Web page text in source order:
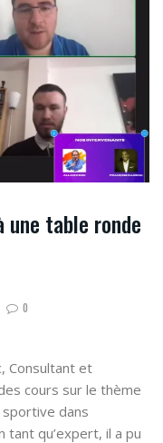
une table ronde
0
, Consultant et
cours sur le thème
dans
tant qu’expert, il a pu